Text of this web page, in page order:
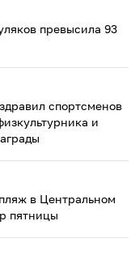
превысила 93
спортсменов
и
в Центральном
пятницы